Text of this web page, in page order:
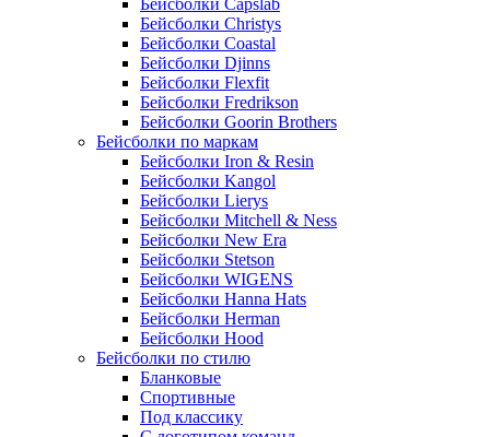
Бейсболки Capslab
Бейсболки Christys
Бейсболки Coastal
Бейсболки Djinns
Бейсболки Flexfit
Бейсболки Fredrikson
Бейсболки Goorin Brothers
Бейсболки по маркам
Бейсболки Iron & Resin
Бейсболки Kangol
Бейсболки Lierys
Бейсболки Mitchell & Ness
Бейсболки New Era
Бейсболки Stetson
Бейсболки WIGENS
Бейсболки Hanna Hats
Бейсболки Herman
Бейсболки Hood
Бейсболки по стилю
Бланковые
Спортивные
Под классику